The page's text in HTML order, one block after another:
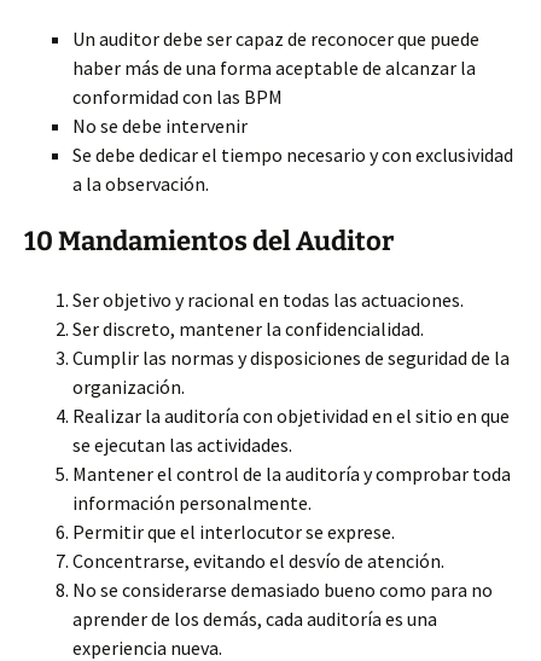
Un auditor debe ser capaz de reconocer que puede
haber más de una forma aceptable de alcanzar la
conformidad con las BPM
No se debe intervenir
Se debe dedicar el tiempo necesario y con exclusividad
a la observación.
10 Mandamientos del Auditor
Ser objetivo y racional en todas las actuaciones.
Ser discreto, mantener la confidencialidad.
Cumplir las normas y disposiciones de seguridad de la
organización.
Realizar la auditoría con objetividad en el sitio en que
se ejecutan las actividades.
Mantener el control de la auditoría y comprobar toda
información personalmente.
Permitir que el interlocutor se exprese.
Concentrarse, evitando el desvío de atención.
No se considerarse demasiado bueno como para no
aprender de los demás, cada auditoría es una
experiencia nueva.